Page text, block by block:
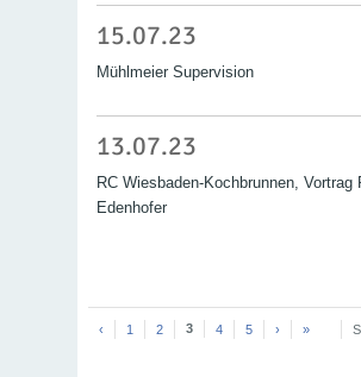
15.07.23
Mühlmeier Supervision
13.07.23
RC Wiesbaden-Kochbrunnen, Vortrag
Edenhofer
‹ 1 2 3 4 5 › »